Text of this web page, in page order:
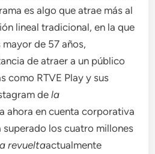
es algo que atrae más al
lineal tradicional, en la que
de 57 años,
de atraer a un público
como RTVE Play y sus
dela
ahora en cuenta corporativa
superado los cuatro millones
revueltaactualmente